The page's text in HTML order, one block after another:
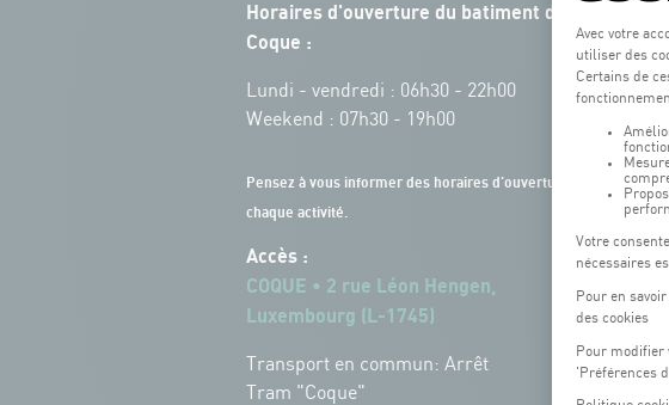
Horaires d'ouverture du batiment de la
Coque :
Lundi - vendredi : 06h30 - 22h00
Weekend : 07h30 - 19h00
Pensez à vous informer des horaires d'ouverture de
chaque activité.
Accès :
COQUE • 2 rue Léon Hengen,
Luxembourg (L-1745)
Transport en commun: Arrêt
Tram "Coque"
+
−